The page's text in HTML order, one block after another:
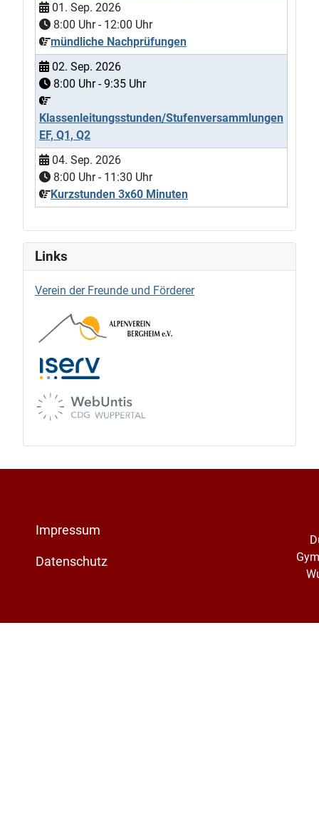
01. Sep. 2026
8:00 Uhr - 12:00 Uhr
mündliche Nachprüfungen
02. Sep. 2026
8:00 Uhr -9:35 Uhr
Klassenleitungsstunden/Stufenversammlungen
EF, Q1, Q2
04. Sep. 2026
8:00 Uhr - 11:30 Uhr
Kurzstunden 3x60 Minuten
Links
Verein der Freunde und Förderer
Impressum
Datenschutz